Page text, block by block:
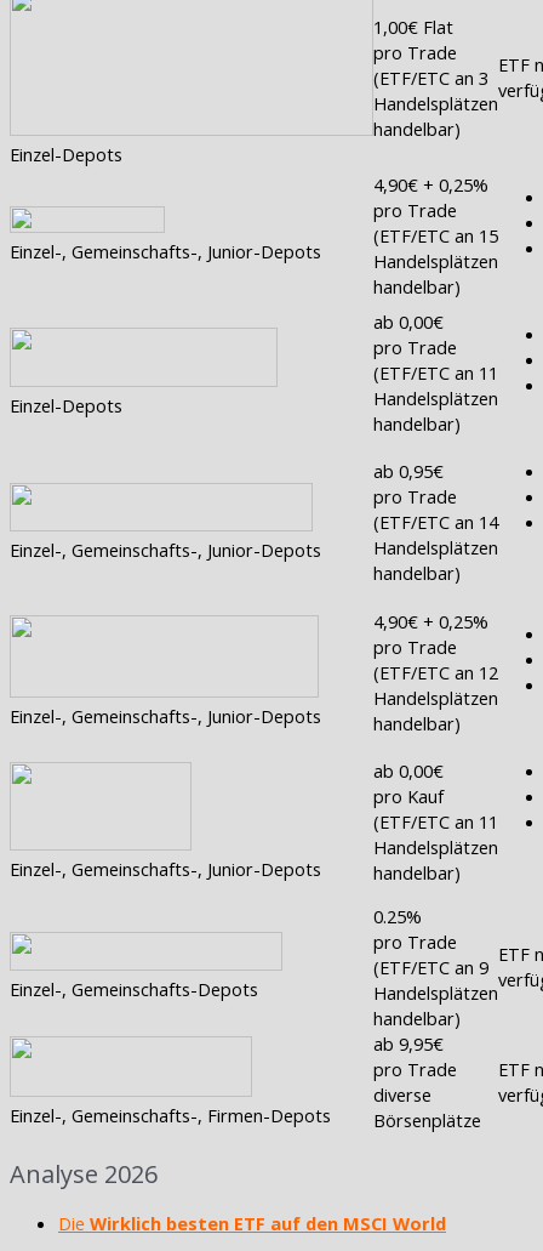
Einzel-Depots
1,00€ Flat
pro Trade
(ETF/ETC an 3
Handelsplätzen
handelbar)
ETF
Einzel-, Gemeinschafts-, Junior-Depots
4,90€ + 0,25%
pro Trade
(ETF/ETC an 15
Handelsplätzen
handelbar)
Einzel-Depots
ab 0,00€
pro Trade
(ETF/ETC an 11
Handelsplätzen
handelbar)
Einzel-, Gemeinschafts-, Junior-Depots
ab 0,95€
pro Trade
(ETF/ETC an 14
Handelsplätzen
handelbar)
Einzel-, Gemeinschafts-, Junior-Depots
4,90€ + 0,25%
pro Trade
(ETF/ETC an 12
Handelsplätzen
handelbar)
Einzel-, Gemeinschafts-, Junior-Depots
ab 0,00€
pro Kauf
(ETF/ETC an 11
Handelsplätzen
handelbar)
Einzel-, Gemeinschafts-Depots
0.25%
pro Trade
(ETF/ETC an 9
Handelsplätzen
handelbar)
ETF
Einzel-, Gemeinschafts-, Firmen-Depots
ab 9,95€
pro Trade
diverse
Börsenplätze
ETF
Analyse 2026
Die Wirklich besten ETF auf den MSCI World